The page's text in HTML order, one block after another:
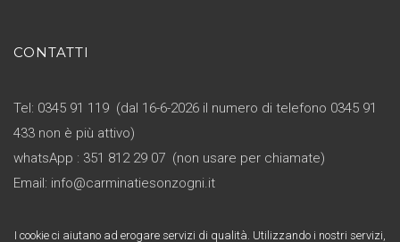
CONTATTI
Tel: 0345 91 119 (dal 16-6-2026 il numero di telefono 0345 91
433 non è più attivo)
whatsApp : 351 812 29 07 (non usare per chiamate)
Email: info@carminatiesonzogni.it
© Copyright 2017 Carminati & Sonzogni Arredamenti S.r.l. - P.IVA:
I cookie ci aiutano ad erogare servizi di qualità. Utilizzando i nostri servizi,